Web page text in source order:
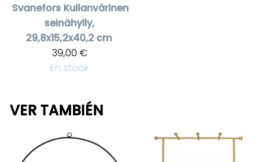
Svanefors Kullanvärinen
seinähylly,
29,8x15,2x40,2 cm
39,00 €
En stock
VER TAMBIÉN